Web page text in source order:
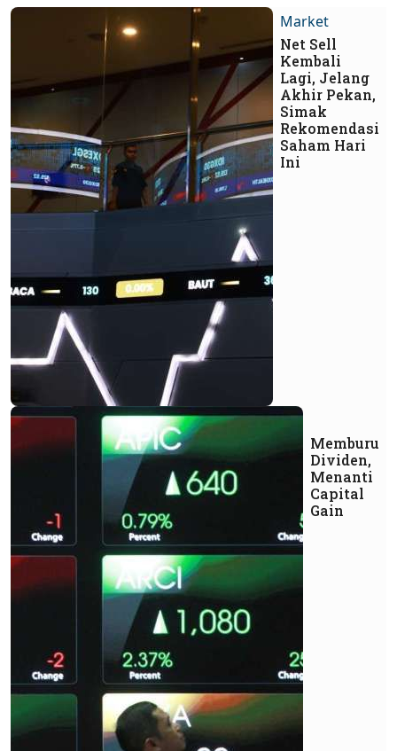
Market
Net Sell
Kembali
Lagi, Jelang
Akhir Pekan,
Simak
Rekomendasi
Saham Hari
Ini
Memburu
Dividen,
Menanti
Capital
Gain